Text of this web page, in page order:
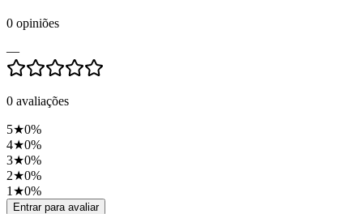
0 opiniões
—
0 avaliações
5★0%
4★0%
3★0%
2★0%
1 ★0%
Entrar para avaliar